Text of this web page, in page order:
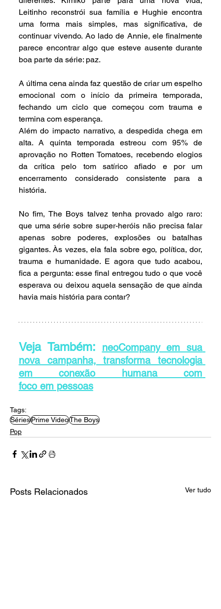
Leitinho reconstrói sua família e Hughie encontra
uma forma mais simples, mas significativa, de
continuar vivendo. Ao lado de Annie, ele finalmente
parece encontrar algo que esteve ausente durante
boa parte da série: paz.
A última cena ainda faz questão de criar um espelho
emocional com o início da primeira temporada,
fechando um ciclo que começou com trauma e
termina com esperança.
Além do impacto narrativo, a despedida chega em
alta. A quinta temporada estreou com 95% de
aprovação no Rotten Tomatoes, recebendo elogios
da crítica pelo tom satírico afiado e por um
encerramento considerado consistente para a
história.
No fim, The Boys talvez tenha provado algo raro:
que uma série sobre super-heróis não precisa falar
apenas sobre poderes, explosões ou batalhas
gigantes. Às vezes, ela fala sobre ego, política, dor,
trauma e humanidade. E agora que tudo acabou,
fica a pergunta: esse final entregou tudo o que você
esperava ou deixou aquela sensação de que ainda
havia mais história para contar?
Veja Também:
neoCompany em sua
nova campanha, transforma tecnologia
em conexão humana com
foco em pessoas
Tags:
SériesPrime VideoThe Boys
Pop
Posts Relacionados Ver tudo